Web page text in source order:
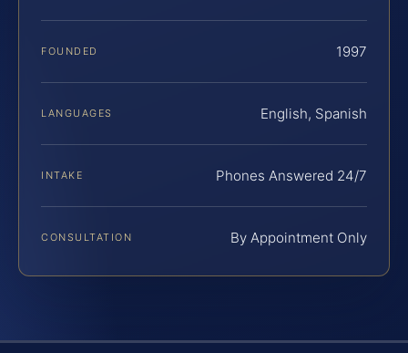
FOUNDED 1997
LANGUAGES English, Spanish
INTAKE Phones Answered 24/7
CONSULTATION By Appointment Only